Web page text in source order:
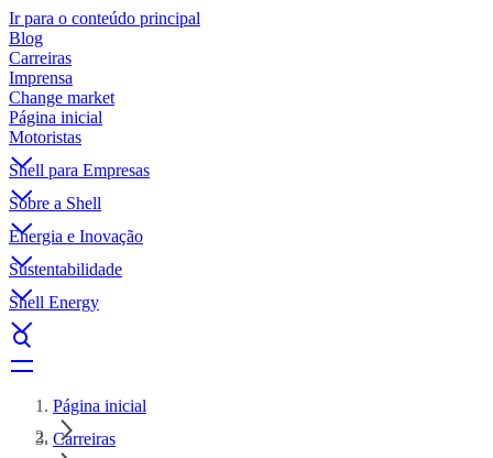
Ir para o conteúdo principal
Blog
Carreiras
Imprensa
Change market
Página inicial
Motoristas
Shell para Empresas
Sobre a Shell
Energia e Inovação
Sustentabilidade
Shell Energy
Página inicial
Carreiras